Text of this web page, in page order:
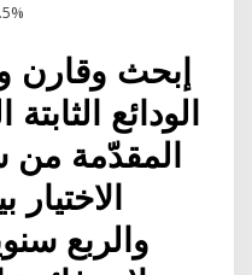
%6.5 هذا العام، وانخفاض البطالة إلى %9.3
إبحث وقارن
الودائع
المقدّمة من
الاختيار
والربع